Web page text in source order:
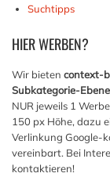
Suchtipps
HIERWERBEN?
Wir bieten context-
Subkategorie-
NUR jeweils 1
150 px Höhe, dazu
Verlinkung Google-
vereinbart. Bei
kontaktieren!